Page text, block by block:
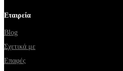
Εταιρεία
Blog
Σχετικά με
Επαφές